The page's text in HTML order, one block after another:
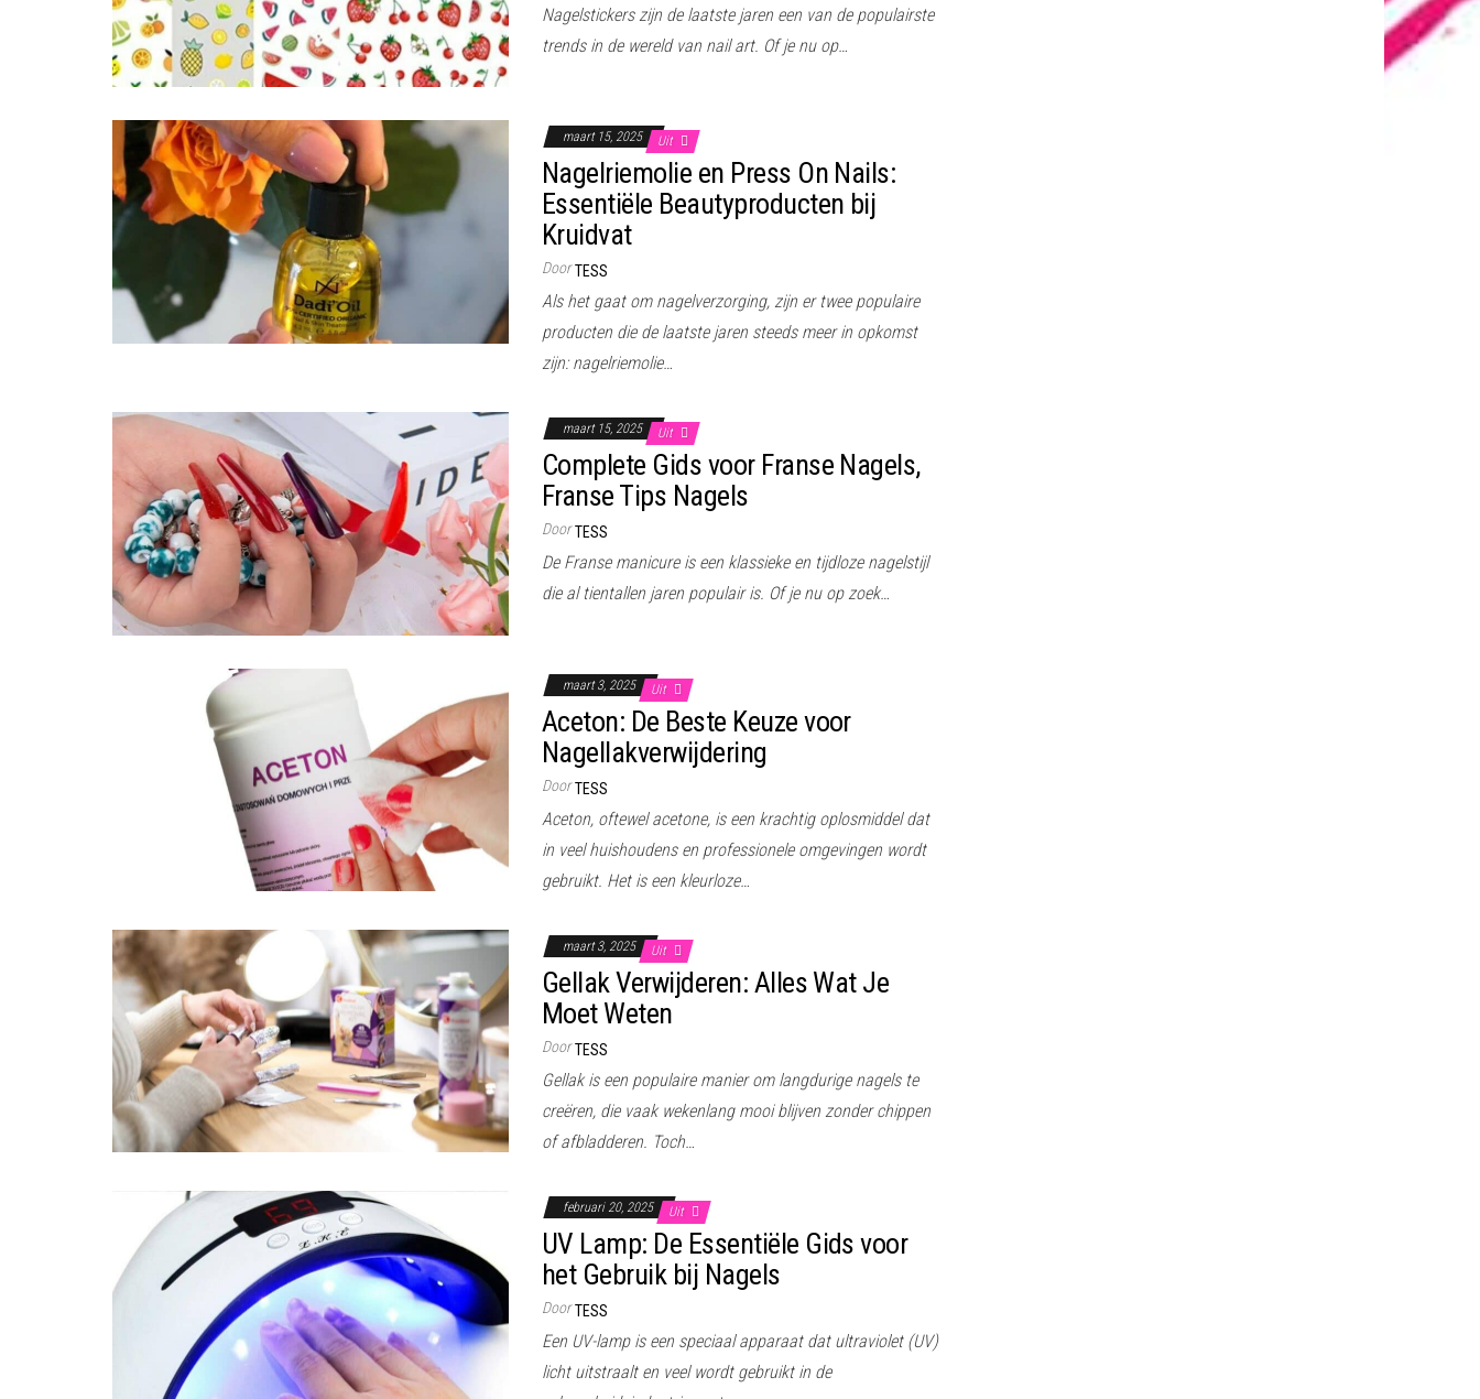
Nagelstickers zijn de laatste jaren een van de populairste
trends in de wereld van nail art. Of je nu op…
maart 15, 2025 Uit
Nagelriemolie en Press On Nails:
Essentiële Beautyproducten bij
Kruidvat
Door TESS
Als het gaat om nagelverzorging, zijn er twee populaire
producten die de laatste jaren steeds meer in opkomst
zijn: nagelriemolie…
maart 15, 2025 Uit
Complete Gids voor Franse Nagels,
Franse Tips Nagels
Door TESS
De Franse manicure is een klassieke en tijdloze nagelstijl
die al tientallen jaren populair is. Of je nu op zoek…
maart 3, 2025 Uit
Aceton: De Beste Keuze voor
Nagellakverwijdering
Door TESS
Aceton, oftewel acetone, is een krachtig oplosmiddel dat
in veel huishoudens en professionele omgevingen wordt
gebruikt. Het is een kleurloze…
maart 3, 2025 Uit
Gellak Verwijderen: Alles Wat Je
Moet Weten
Door TESS
Gellak is een populaire manier om langdurige nagels te
creëren, die vaak wekenlang mooi blijven zonder chippen
of afbladderen. Toch…
februari 20, 2025 Uit
UV Lamp: De Essentiële Gids voor
het Gebruik bij Nagels
Door TESS
Een UV-lamp is een speciaal apparaat dat ultraviolet (UV)
licht uitstraalt en veel wordt gebruikt in de